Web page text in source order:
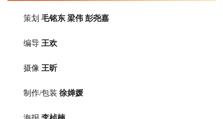
策划 毛铭东 梁伟 彭尧嘉
编导 王欢
摄像 王昕
制作/包装 徐婵媛